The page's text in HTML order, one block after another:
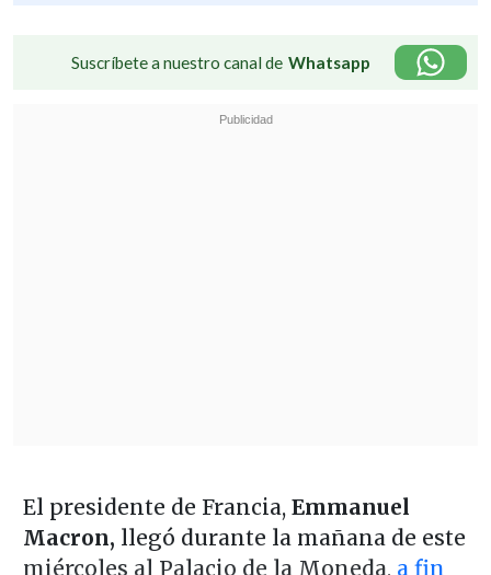
Suscríbete a nuestro canal de Whatsapp
El presidente de Francia,Emmanuel
Macron, llegó durante la mañana de este
miércoles al Palacio de la Moneda, a fin